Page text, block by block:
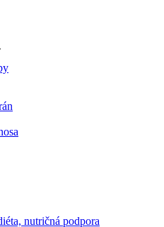
nutričná podpora